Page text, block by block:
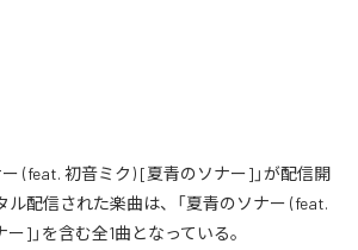
(feat. 初音ミク) [夏青のソナー]」が配信開
配信された楽曲は、「夏青のソナー (feat.
]」を含む全1曲となっている。